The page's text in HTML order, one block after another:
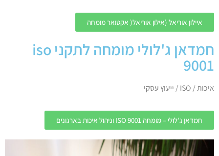
איילון אוריאל (אילון אוריאל( אקטואר מומחה
חמדאן ג'לולי מומחה לתקני iso
9001
איכות / ISO / ייעוץ עסקי
חמדאן ג'לולי – מומחה ISO 9001 וניהול איכות בארגונים